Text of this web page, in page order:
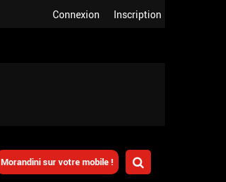
Inscription
Connexion
Morandini sur votre mobile !